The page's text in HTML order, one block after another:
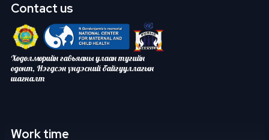
Contact us
Хөдөлмөрийн гавьяаны улаан тугийн
одонт, Нэгдсэн үндэсний байгууллагын
шагналт
Work time